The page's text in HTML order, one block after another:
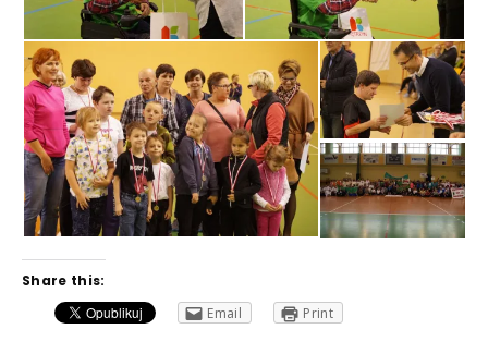
Share this:
Email
Print